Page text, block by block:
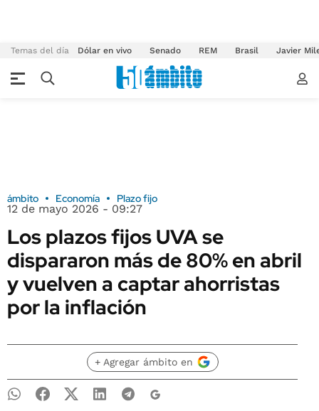
Temas del día Dólar en vivo Senado REM Brasil Javier
ámbito Economía Plazo fijo
12 de mayo 2026 - 09:27
Los plazos fijos UVA se
dispararon más de 80% en abril
y vuelven a captar ahorristas
por la inflación
+ Agregar ámbito en